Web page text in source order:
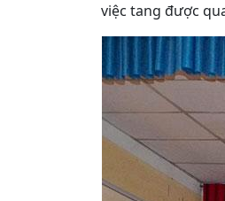
việc tang được